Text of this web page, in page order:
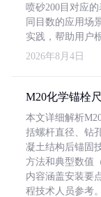
喷砂200目对应
同目数的应用场
实践，帮助用户
2026年8月4日
M20化学锚栓
本文详细解析
括螺杆直径、钻
凝土结构后锚固
方法和典型数值
内容涵盖安装要
程技术人员参考。